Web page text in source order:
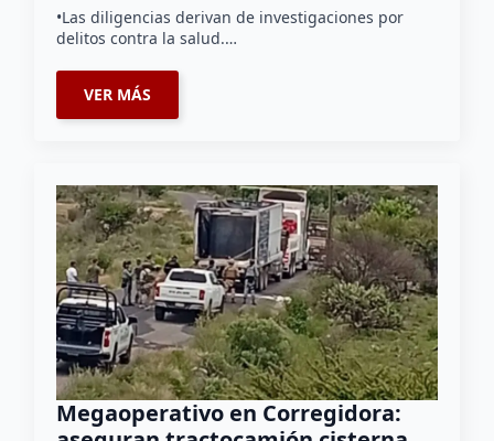
•Las diligencias derivan de investigaciones por
delitos contra la salud.…
VER MÁS
Megaoperativo en Corregidora: